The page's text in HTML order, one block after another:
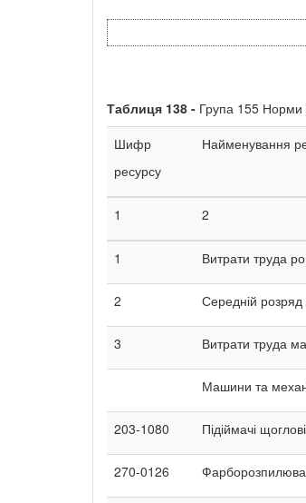
Таблиця 138 - Група 155 Норми
Шифр
ресурсу
Найменування
1 2
1 Витрати труда
2 Середній розряд
3 Витрати труда
Машини та
203-1080 Підіймачі
270-0126